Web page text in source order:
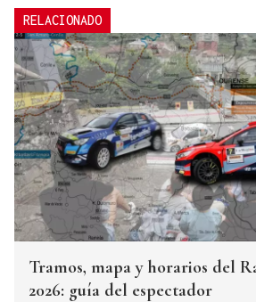
RELACIONADO
Tramos, mapa y horarios del
2026: guía del espectador